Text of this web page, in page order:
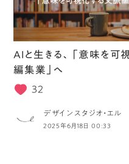
AIと生きる、「意味を可
編集業」へ
32
デザインスタジオ・エル
2025年6月18日 00:33